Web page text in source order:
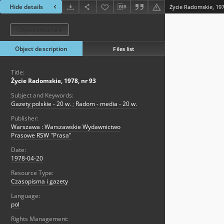
Hide details Życie Radomskie,
Object description Files list
Title:
Życie Radomskie, 1978, nr 93
Subject and Keywords:
Gazety polskie - 20 w. ; Radom - media - 20 w.
Publisher:
Warszawa : Warszawskie Wydawnictwo
Prasowe RSW "Prasa"
Date:
1978-04-20
Resource Type:
Czasopisma i gazety
Language:
pol
Rights Management: